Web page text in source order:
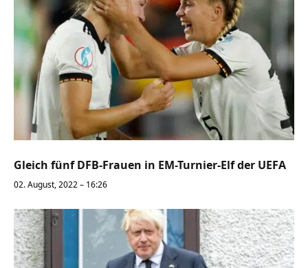
Gleich fünf DFB-Frauen in EM-Turnier-Elf der UEFA
02. August, 2022 – 16:26